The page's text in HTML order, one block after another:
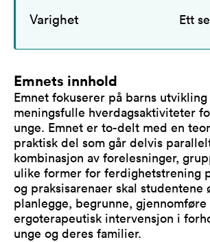
Varighet Ett
Emnets innhold
Emnet fokuserer på barns
meningsfulle hverdagsaktiviteter
unge. Emnet er to-delt med en
praktisk del som går delvis
kombinasjon av forelesninger,
ulike former for ferdighetstrening
og praksisarenaer skal studentene
planlegge, begrunne, gjennomføre
ergoterapeutisk interven­sjon i
unge og deres familier.